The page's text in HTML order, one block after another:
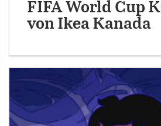
FIFA World Cup
von Ikea Kanada